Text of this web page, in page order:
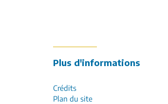
Plus d'informations
Crédits
Plan du site